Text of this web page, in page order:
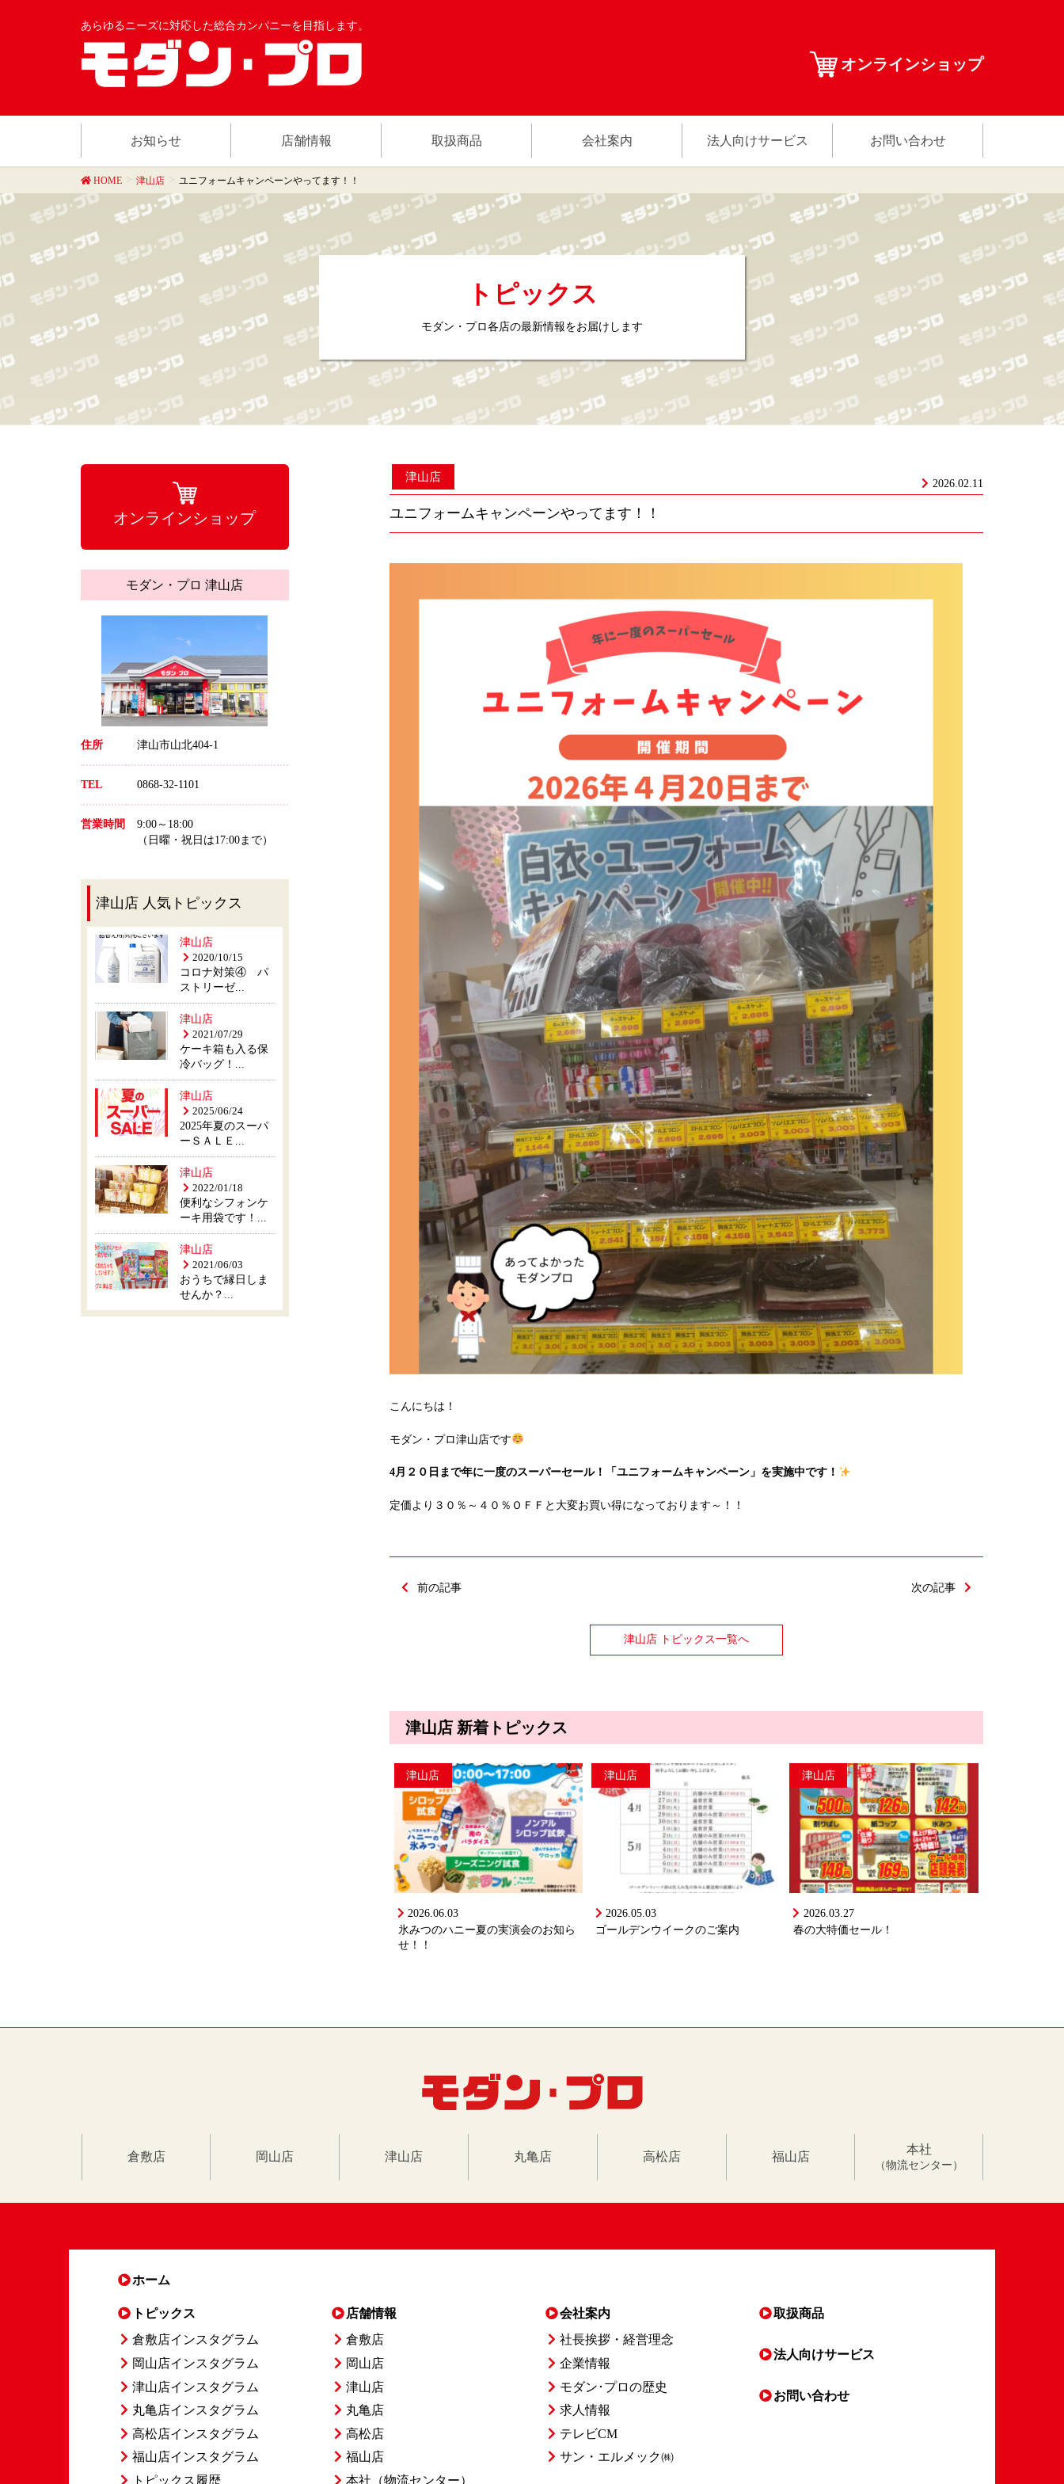
あらゆるニーズに対応した総合カンパニーを目指します。
オンラインショップ
お知らせ 店舗情報 取扱商品 会社案内 法人向けサービス お問い合わせ
HOME 津山店 ユニフォームキャンペーンやってます！！
トピックス
モダン・プロ各店の最新情報をお届けします
2026.02.11
津山店
ユニフォームキャンペーンやってます！！
こんにちは！
モダン・プロ津山店です
4月２０日まで年に一度のスーパーセール！「 ユニフォームキャンペーン」を実施中です！
定価より３０％～４０％ＯＦＦと大変お買い得になっております～！！
前の記事 次の記事
津山店 トピックス一覧へ
津山店 新着トピックス
津山店
2026.06.03
氷みつのハニー夏の実演会のお知ら
せ！！
津山店
2026.05.03
ゴールデンウイークのご案内
津山店
2026.03.27
春の大特価セール！
オンラインショップ
モダン・プロ 津山店
住所 津山市山北404-1
TEL 0868-32-1101
営業時間
9:00～18:00
（日曜・祝日は17:00まで）
津山店 人気トピックス
津山店
2020/10/15
コロナ対策④ パ
ストリーゼ...
津山店
2021/07/29
ケーキ箱も入る保
冷バッグ！...
津山店
2025/06/24
2025年夏のスーパ
ーＳＡＬＥ...
津山店
2022/01/18
便利なシフォンケ
ーキ用袋です！...
津山店
2021/06/03
おうちで縁日しま
せんか？...
倉敷店 岡山店 津山店 丸亀店 高松店 福山店
本社
（物流センター）
ホーム
トピックス
倉敷店インスタグラム
岡山店インスタグラム
津山店インスタグラム
丸亀店インスタグラム
高松店インスタグラム
福山店インスタグラム
トピックス履歴
店舗情報
倉敷店
岡山店
津山店
丸亀店
高松店
福山店
本社 （物流センター）
会社案内
社長挨拶・経営理念
企業情報
モダン･プロの歴史
求人情報
テレビCM
サン・エルメック㈱
取扱商品
法人向けサービス
お問い合わせ